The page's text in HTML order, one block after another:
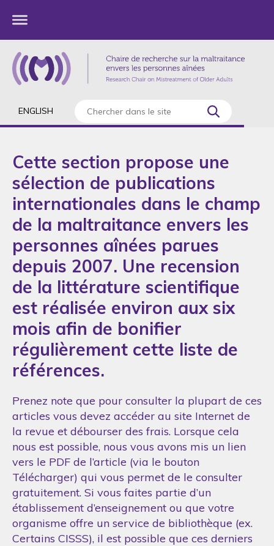
ENGLISH
Cette section propose une
sélection de publications
internationales dans le champ
de la maltraitance envers les
personnes aînées parues
depuis 2007. Une recension
de la littérature scientifique
est réalisée environ aux six
mois afin de bonifier
régulièrement cette liste de
références.
Prenez note que pour consulter la plupart de ces
articles vous devez accéder au site Internet de
la revue et débourser des frais. Lorsque cela
nous est possible, nous vous avons mis un lien
vers le PDF de l’article (via le bouton
Télécharger) qui vous permet de le consulter
gratuitement. Si vous faites partie d’un
établissement d’enseignement ou que votre
organisme offre un service de bibliothèque (ex.
Certains CISSS), il est possible que ces derniers